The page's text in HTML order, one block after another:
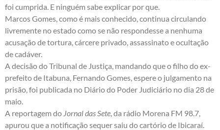
foi cumprida. E ninguém sabe explicar por que.
Marcos Gomes, como é mais conhecido, continua circulando
livremente no estado como se não respondesse a nenhuma
acusação de tortura, cárcere privado, assassinato e ocultação
de cadáver.
A decisão do Tribunal de Justiça, mandando que o filho do ex-
prefeito de Itabuna, Fernando Gomes, espere o julgamento na
prisão, foi publicada no Diário do Poder Judiciário no dia 28 de
maio.
A reportagem do Jornal das Sete, da rádio Morena FM 98.7,
apurou que a notificação sequer saiu do cartório de Ibicaraí.